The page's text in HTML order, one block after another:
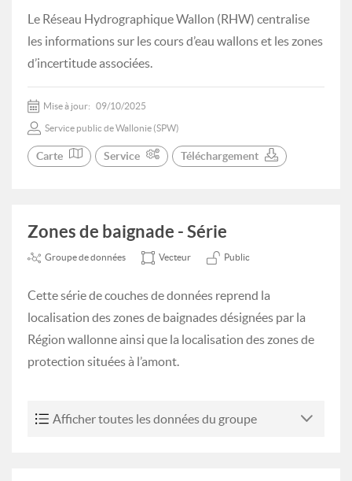
Le Réseau Hydrographique Wallon (RHW) centralise
les informations sur les cours d’eau wallons et les zones
d’incertitude associées.
Mise à jour: 09/10/2025
Service public de Wallonie (SPW)
Carte Service Téléchargement
Zones de baignade - Série
Groupe de données Vecteur Public
Cette série de couches de données reprend la
localisation des zones de baignades désignées par la
Région wallonne ainsi que la localisation des zones de
protection situées à l’amont.
Afficher toutes les données du groupe